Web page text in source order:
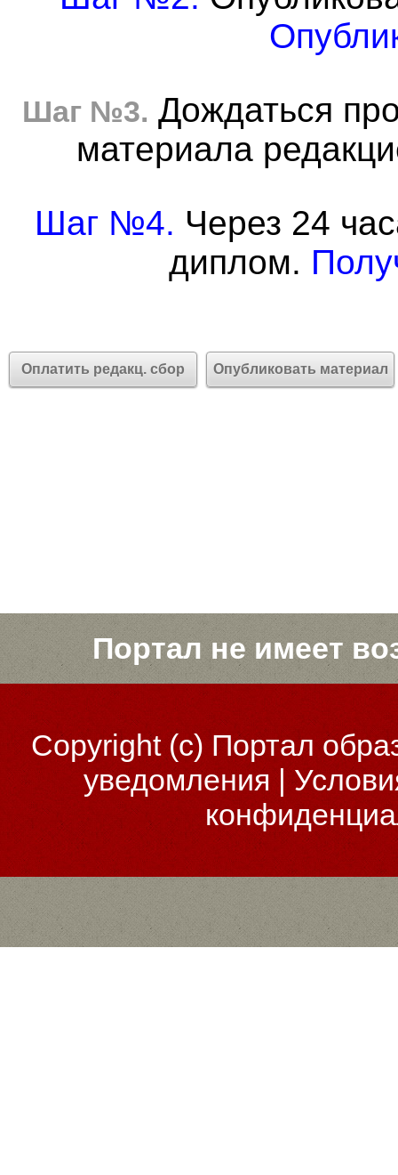
Шаг №3. Дождаться
материала
Шаг №4. Через 24
диплом.
Оплатить редакц. сбор Опубликовать материал
Портал не имеет
Copyright (c)Портал
уведомления |